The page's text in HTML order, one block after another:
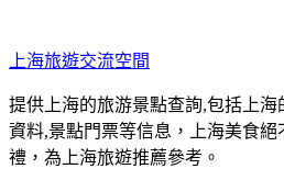
至
主
要
內
容
上海旅遊交流空間
提供上海的旅游景點查詢,包括上
資料,景點門票等信息，上海美食
禮，為上海旅遊推薦參考。